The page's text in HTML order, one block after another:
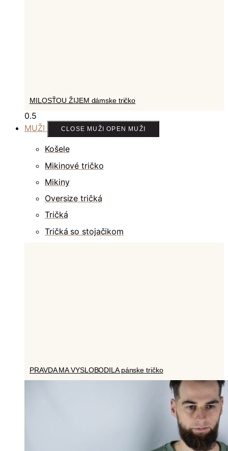
MILOSŤOU ŽIJEM dámske tričko
MUŽI CLOSE MUŽI OPEN MUŽI
Košele
Mikinové tričko
Mikiny
Oversize tričká
Tričká
Tričká so stojačikom
PRAVDA MA VYSLOBODILA pánske tričko